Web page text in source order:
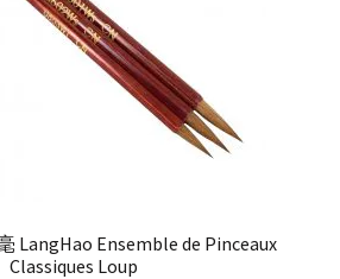
LangHao Ensemble de Pinceaux
Classiques Loup